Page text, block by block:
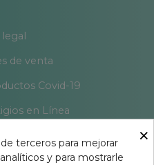
legal
de venta
Covid-19
en Línea
×
terceros para mejorar
y para mostrarle